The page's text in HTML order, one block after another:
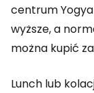
centrum
wyższe, a
można kupić
Lunch lub